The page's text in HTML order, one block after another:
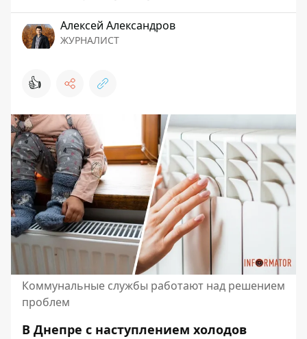
Алексей Александров
ЖУРНАЛИСТ
👍
Коммунальные службы работают над решением
проблем
В Днепре с наступлением холодов